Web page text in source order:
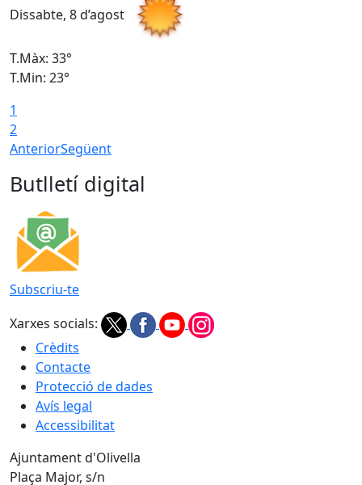
Dissabte, 8 d’agost
T.Màx: 33°
T.Min: 23°
1
2
AnteriorSegüent
Butlletí digital
Subscriu-te
Xarxes socials:
Crèdits
Contacte
Protecció de dades
Avís legal
Accessibilitat
Ajuntament d'Olivella
Plaça Major, s/n